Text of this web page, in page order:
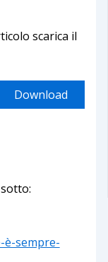
scarica il
Download
sempre-